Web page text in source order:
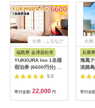
出典：ふるなび
福島県 会津若松市
YUKKURA Inn 1名様
宿泊券 (6600円分) ワ
ーケーションお試しプ
ラン｜東北 福島県 会
津若松市 東山温泉 旅
行 クーポン 利用券
[0800]
5.0
寄付金額: 22,000 円
出典
兵庫
海風
淡路
寄付金